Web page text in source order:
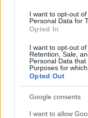
I want to opt-out
Personal Data for
Opted In
I want to opt-out of
Retention, Sale,
Personal Data
Purposes for
Opted Out
Google consents
I want to allow
Continua a
NERD NEWS